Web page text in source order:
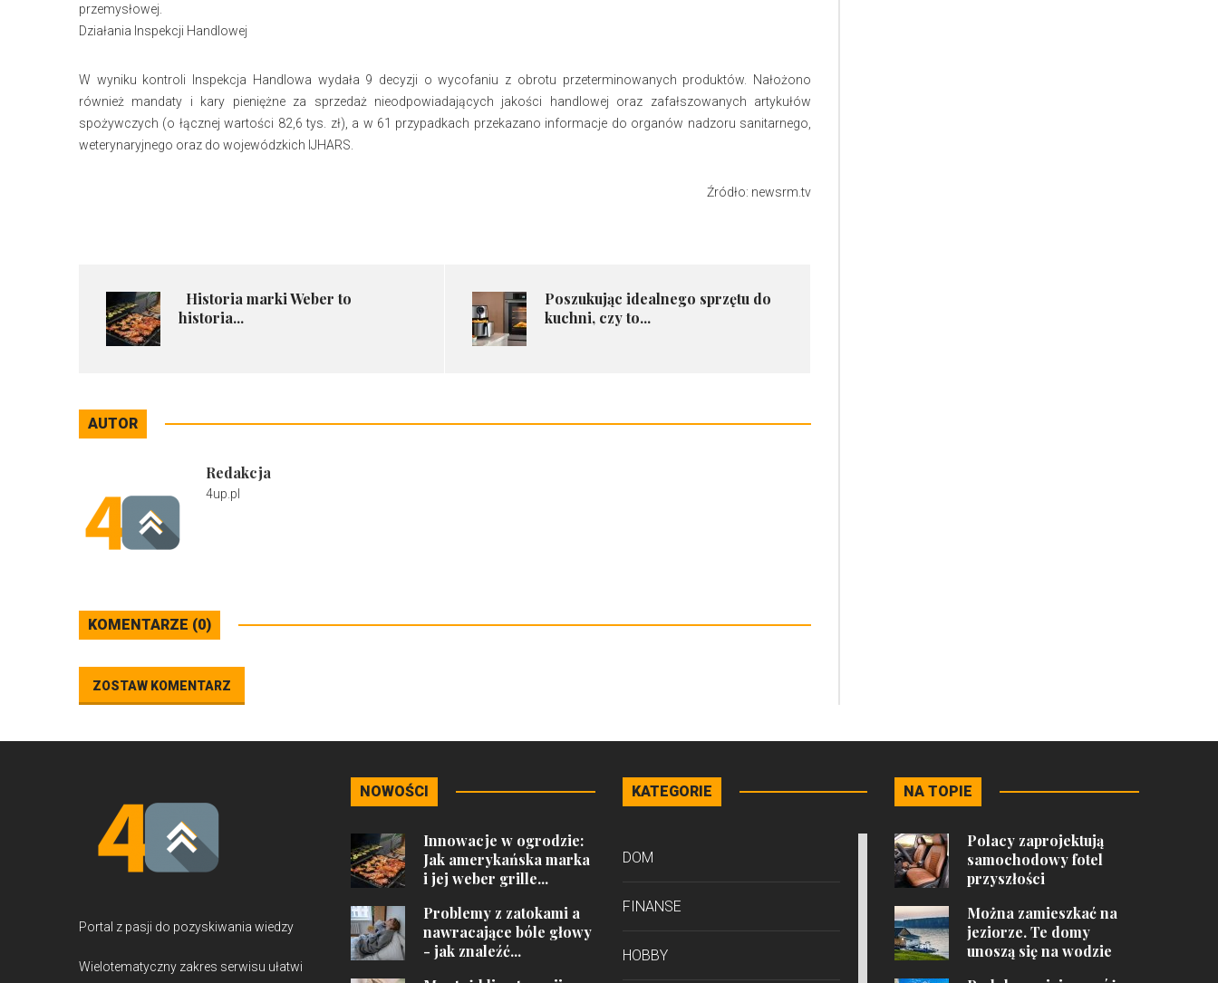
przemysłowej.
Działania Inspekcji Handlowej
W wyniku kontroli Inspekcja Handlowa wydała 9 decyzji o wycofaniu z obrotu przeterminowanych produktów. Nałożono
również mandaty i kary pieniężne za sprzedaż nieodpowiadających jakości handlowej oraz zafałszowanych artykułów
spożywczych (o łącznej wartości 82,6 tys. zł), a w 61 przypadkach przekazano informacje do organów nadzoru sanitarnego,
weterynaryjnego oraz do wojewódzkich IJHARS.
Źródło: newsrm.tv
Historia marki Weber to
historia...
Poszukując idealnego sprzętu do
kuchni, czy to...
AUTOR
Redakcja
4up.pl
KOMENTARZE (0)
ZOSTAW KOMENTARZ
Portal z pasji do pozyskiwania wiedzy
Wielotematyczny zakres serwisu ułatwi
NOWOŚCI
Innowacje w ogrodzie:
Jak amerykańska marka
i jej weber grille...
Problemy z zatokami a
nawracające bóle głowy
- jak znaleźć...
KATEGORIE
DOM
FINANSE
HOBBY
NA TOPIE
Polacy zaprojektują
samochodowy fotel
przyszłości
Można zamieszkać na
jeziorze. Te domy
unoszą się na wodzie